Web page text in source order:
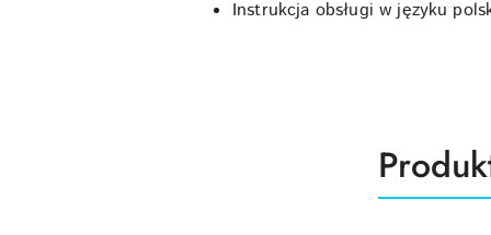
Instrukcja obsługi w języku
o